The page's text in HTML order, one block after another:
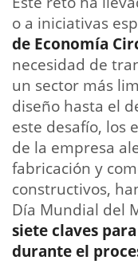
o a iniciativas
de Economía
necesidad de
un sector más
diseño hasta el
este desafío, los
de la empresa
fabricación y
constructivos,
Día Mundial del
siete claves
durante el